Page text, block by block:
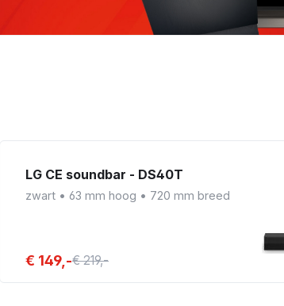
LG CE soundbar - DS40T
zwart • 63 mm hoog • 720 mm breed
€ 149,-€ 219,-